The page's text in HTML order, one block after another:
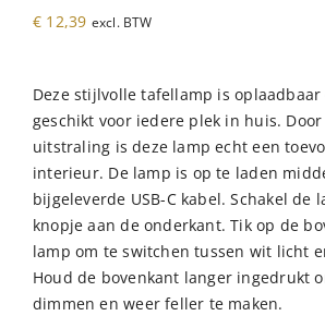
€ 12,39 excl. BTW
Deze stijlvolle tafellamp is
geschikt voor iedere plek in huis.
uitstraling is deze lamp echt een
interieur. De lamp is op te laden
bijgeleverde USB-C kabel. Schakel de
knopje aan de onderkant. Tik op de
lamp om te switchen tussen wit licht
Houd de bovenkant langer ingedrukt
dimmen en weer feller te maken.